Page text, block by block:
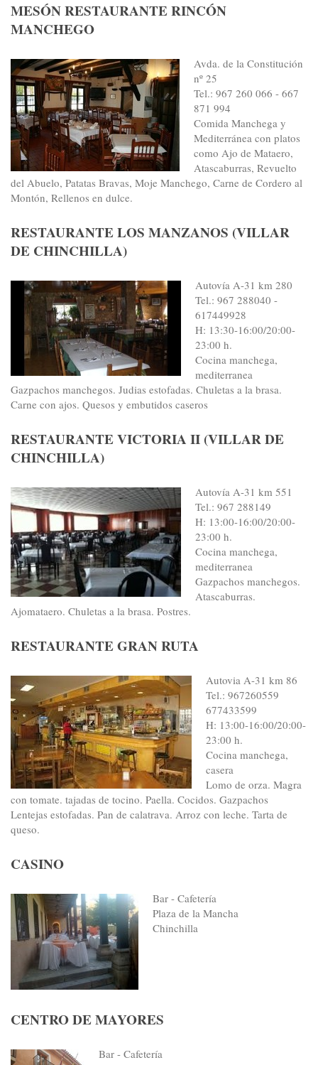
MESÓN RESTAURANTE RINCÓN
MANCHEGO
Avda. de la Constitución
nº 25
Tel.: 967 260 066 - 667
871 994
Comida Manchega y
Mediterránea con platos
como Ajo de Mataero,
Atascaburras, Revuelto
del Abuelo, Patatas Bravas, Moje Manchego, Carne de Cordero al
Montón, Rellenos en dulce.
RESTAURANTE LOS MANZANOS (VILLAR
DE CHINCHILLA)
Autovía A-31 km 280
Tel.: 967 288040 -
617449928
H: 13:30-16:00/20:00-
23:00 h.
Cocina manchega,
mediterranea
Gazpachos manchegos. Judias estofadas. Chuletas a la brasa.
Carne con ajos. Quesos y embutidos caseros
RESTAURANTE VICTORIA II (VILLAR DE
CHINCHILLA)
Autovía A-31 km 551
Tel.: 967 288149
H: 13:00-16:00/20:00-
23:00 h.
Cocina manchega,
mediterranea
Gazpachos manchegos.
Atascaburras.
Ajomataero. Chuletas a la brasa. Postres.
RESTAURANTE GRAN RUTA
Autovia A-31 km 86
Tel.: 967260559
677433599
H: 13:00-16:00/20:00-
23:00 h.
Cocina manchega,
casera
Lomo de orza. Magra
con tomate. tajadas de tocino. Paella. Cocidos. Gazpachos
Lentejas estofadas. Pan de calatrava. Arroz con leche. Tarta de
queso.
CASINO
Bar - Cafetería
Plaza de la Mancha
Chinchilla
CENTRO DE MAYORES
Bar - Cafetería